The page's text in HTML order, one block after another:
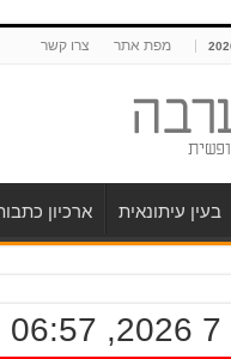
מפת אתר צרו קשר
בעין עיתונאית ארכיון